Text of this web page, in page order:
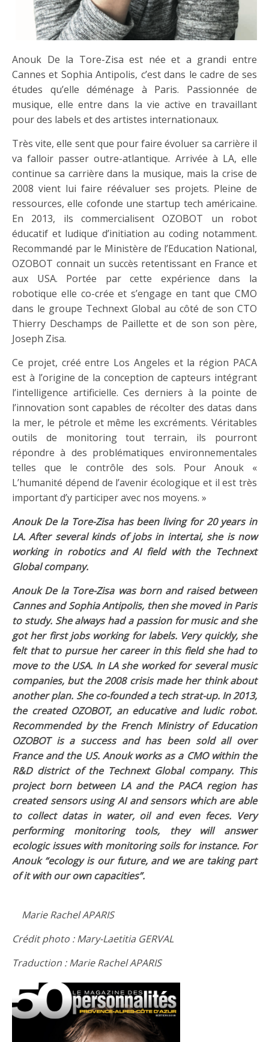
Anouk De la Tore-Zisa est née et a grandi entre
Cannes et Sophia Antipolis, c’est dans le cadre de ses
études qu’elle déménage à Paris. Passionnée de
musique, elle entre dans la vie active en travaillant
pour des labels et des artistes internationaux.
Très vite, elle sent que pour faire évoluer sa carrière il
va falloir passer outre-atlantique. Arrivée à LA, elle
continue sa carrière dans la musique, mais la crise de
2008 vient lui faire réévaluer ses projets. Pleine de
ressources, elle cofonde une startup tech américaine.
En 2013, ils commercialisent OZOBOT un robot
éducatif et ludique d’initiation au coding notamment.
Recommandé par le Ministère de l’Education National,
OZOBOT connait un succès retentissant en France et
aux USA. Portée par cette expérience dans la
robotique elle co-crée et s’engage en tant que CMO
dans le groupe Technext Global au côté de son CTO
Thierry Deschamps de Paillette et de son son père,
Joseph Zisa.
Ce projet, créé entre Los Angeles et la région PACA
est à l’origine de la conception de capteurs intégrant
l’intelligence artificielle. Ces derniers à la pointe de
l’innovation sont capables de récolter des datas dans
la mer, le pétrole et même les excréments. Véritables
outils de monitoring tout terrain, ils pourront
répondre à des problématiques environnementales
telles que le contrôle des sols. Pour Anouk «
L’humanité dépend de l’avenir écologique et il est très
important d’y participer avec nos moyens. »
Anouk De la Tore-Zisa has been living for 20 years in
LA. After several kinds of jobs in intertai, she is now
working in robotics and AI field with the Technext
Global company.
Anouk De la Tore-Zisa was born and raised between
Cannes and Sophia Antipolis, then she moved in Paris
to study. She always had a passion for music and she
got her first jobs working for labels. Very quickly, she
felt that to pursue her career in this field she had to
move to the USA. In LA she worked for several music
companies, but the 2008 crisis made her think about
another plan. She co-founded a tech strat-up. In 2013,
the created OZOBOT, an educative and ludic robot.
Recommended by the French Ministry of Education
OZOBOT is a success and has been sold all over
France and the US. Anouk works as a CMO within the
R&D district of the Technext Global company. This
project born between LA and the PACA region has
created sensors using AI and sensors which are able
to collect datas in water, oil and even feces. Very
performing monitoring tools, they will answer
ecologic issues with monitoring soils for instance. For
Anouk “ecology is our future, and we are taking part
of it with our own capacities”.
Marie Rachel APARIS
Crédit photo :Mary-Laetitia GERVAL
Traduction : Marie Rachel APARIS